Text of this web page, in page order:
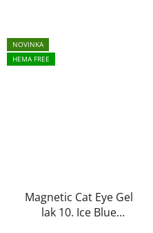
NOVINKA
HEMA FREE
Magnetic Cat Eye Gel
lak 10. Ice Blue